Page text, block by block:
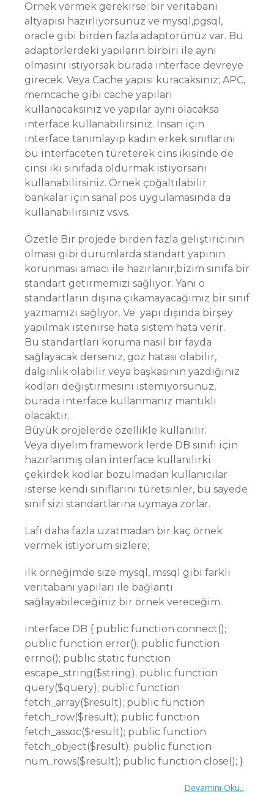
Örnek vermek gerekirse; bir veritabanı
altyapısı hazırlıyorsunuz ve mysql,pgsql,
oracle gibi birden fazla adaptorünüz var. Bu
adaptörlerdeki yapıların birbiri ile aynı
olmasını istiyorsak burada interface devreye
girecek. Veya Cache yapısı kuracaksınız; APC,
memcache gibi cache yapıları
kullanacaksınız ve yapılar aynı olacaksa
interface kullanabilirsiniz. İnsan için
interface tanımlayıp kadın erkek sınıflarını
bu interfaceten türeterek cins ikisinde de
cinsi iki sınıfada oldurmak istiyorsanı
kullanabilirsiniz. Örnek çoğaltılabilir
bankalar için sanal pos uygulamasında da
kullanabilirsiniz vs.vs.
Özetle Bir projede birden fazla geliştiricinin
olması gibi durumlarda standart yapının
korunması amacı ile hazırlanır,bizim sınıfa bir
standart getirmemizi sağlıyor. Yani o
standartların dışına çıkamayacağımız bir sınıf
yazmamızı sağlıyor. Ve yapı dışında birşey
yapılmak istenirse hata sistem hata verir.
Bu standartları koruma nasıl bir fayda
sağlayacak derseniz, göz hatası olabilir,
dalgınlık olabilir veya başkasının yazdığınız
kodları değiştirmesini istemiyorsunuz,
burada interface kullanmanız mantıklı
olacaktır.
Büyük projelerde özellikle kullanılır.
Veya diyelim framework lerde DB sınıfı için
hazırlanmış olan interface kullanılırki
çekirdek kodlar bozulmadan kullanıcılar
isterse kendi sınıflarını türetsinler, bu sayede
sınıf sizi standartlarına uymaya zorlar.
Lafı daha fazla uzatmadan bir kaç örnek
vermek istiyorum sizlere;
ilk örneğimde size mysql, mssql gibi farklı
veritabanı yapıları ile bağlantı
sağlayabileceğiniz bir örnek vereceğim..
interface DB { public function connect();
public function error(); public function
errno(); public static function
escape_string($string); public function
query($query); public function
fetch_array($result); public function
fetch_row($result); public function
fetch_assoc($result); public function
fetch_object($result); public function
num_rows($result); public function close(); }
Devamını Oku..